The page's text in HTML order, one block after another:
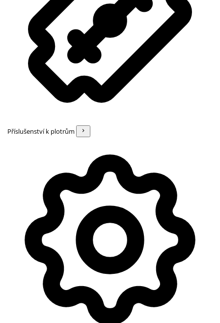
Příslušenství k plotrům